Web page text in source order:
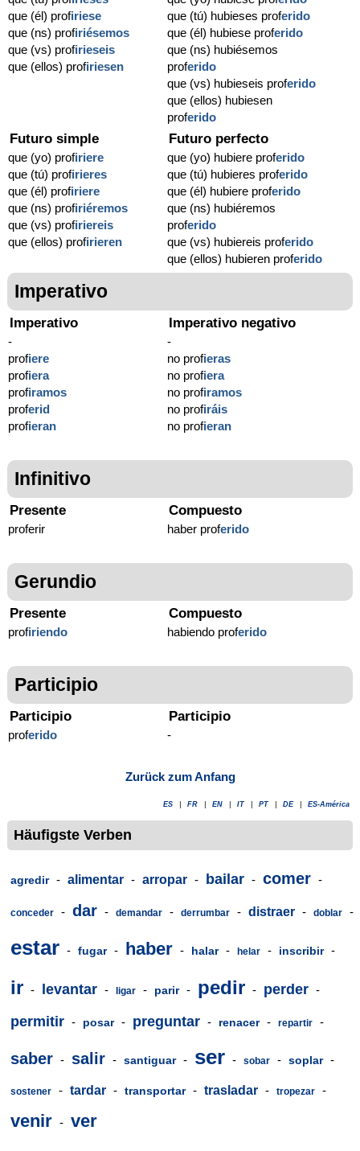
que (él) profiriese
que (ns) profiriésemos
que (vs) profirieseis
que (ellos) profiriesen
que (tú) hubieses proferido
que (él) hubiese proferido
que (ns) hubiésemos
proferido
que (vs) hubieseis proferido
que (ellos) hubiesen
proferido
Futuro simple
que (yo) profiriere
que (tú) profirieres
que (él) profiriere
que (ns) profiriéremos
que (vs) profiriereis
que (ellos) profirieren
Futuro perfecto
que (yo) hubiere proferido
que (tú) hubieres proferido
que (él) hubiere proferido
que (ns) hubiéremos
proferido
que (vs) hubiereis proferido
que (ellos) hubieren proferido
Imperativo
Imperativo
-
profiere
profiera
profiramos
proferid
profieran
Imperativo negativo
-
no profieras
no profiera
no profiramos
no profiráis
no profieran
Infinitivo
Presente
proferir
Compuesto
haber proferido
Gerundio
Presente
profiriendo
Compuesto
habiendo proferido
Participio
Participio
proferido
Participio
-
Zurück zum Anfang
ES FR EN IT PT DE ES-América
Häufigste Verben
agredir - alimentar - arropar - bailar - comer -
conceder - dar - demandar - derrumbar - distraer - doblar -
estar - fugar - haber - halar - helar - inscribir -
ir - levantar - ligar - parir - pedir - perder -
permitir - posar - preguntar - renacer - repartir -
saber - salir - santiguar - ser - sobar - soplar -
sostener - tardar - transportar - trasladar - tropezar -
venir - ver